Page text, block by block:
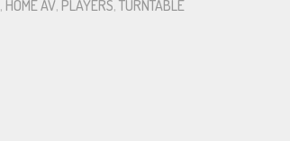
, HOME AV, PLAYERS, TURNTABLE